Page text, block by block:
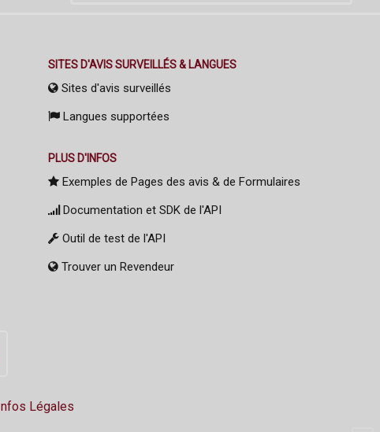
SITES D'AVIS SURVEILLÉS & LANGUES
Sites d'avis surveillés
Langues supportées
PLUS D'INFOS
Exemples de Pages des avis & de Formulaires
Documentation et SDK de l'API
Outil de test de l'API
Trouver un Revendeur
Infos Légales